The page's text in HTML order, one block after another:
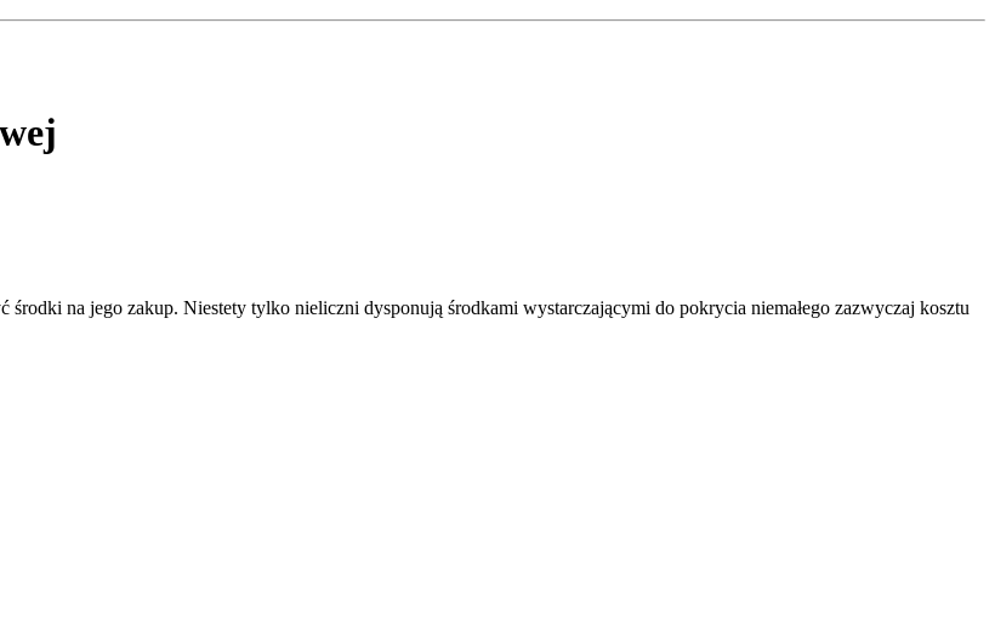
środki na jego zakup. Niestety tylko nieliczni dysponują środkami wystarczającymi do pokrycia niemałego zazwyczaj kosztu